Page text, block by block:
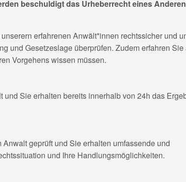
beschuldigt das Urheberrecht eines Anderen
erfahrenen Anwält*innen rechtssicher und
und Gesetzeslage überprüfen. Zudem erfahren
Vorgehens wissen müssen.
und Sie erhalten bereits innerhalb von 24h das
geprüft und Sie erhalten umfassende und
und Ihre Handlungsmöglichkeiten.